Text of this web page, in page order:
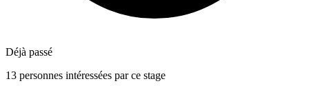
Déjà passé
13 personnes intéressées par ce stage